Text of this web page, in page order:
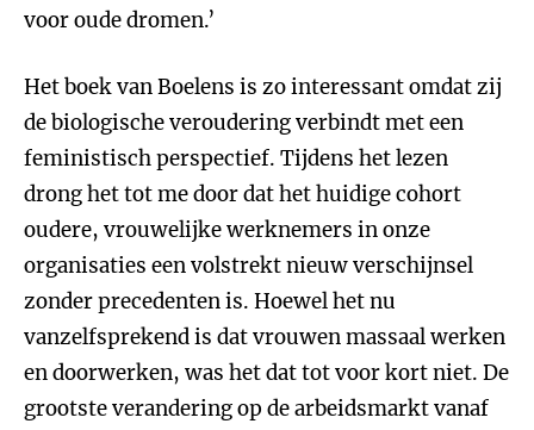
voor oude dromen.’
Het boek van Boelens is zo interessant omdat zij
de biologische veroudering verbindt met een
feministisch perspectief. Tijdens het lezen
drong het tot me door dat het huidige cohort
oudere, vrouwelijke werknemers in onze
organisaties een volstrekt nieuw verschijnsel
zonder precedenten is. Hoewel het nu
vanzelfsprekend is dat vrouwen massaal werken
en doorwerken, was het dat tot voor kort niet. De
grootste verandering op de arbeidsmarkt vanaf